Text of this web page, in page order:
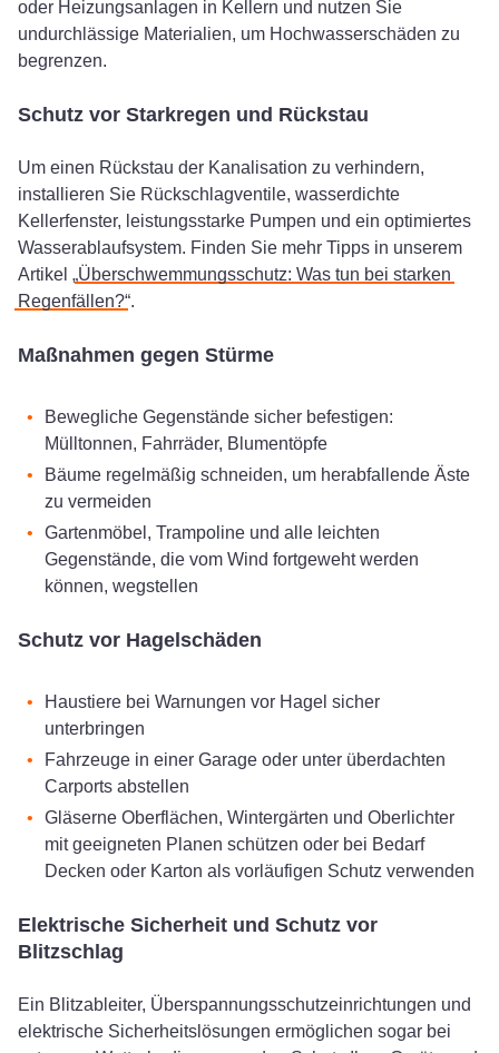
oder Heizungsanlagen in Kellern und nutzen Sie
undurchlässige Materialien, um Hochwasserschäden zu
begrenzen.
Schutz vor Starkregen und Rückstau
Um einen Rückstau der Kanalisation zu verhindern,
installieren Sie Rückschlagventile, wasserdichte
Kellerfenster, leistungsstarke Pumpen und ein optimiertes
Wasserablaufsystem. Finden Sie mehr Tipps in unserem
Artikel „Überschwemmungsschutz: Was tun bei starken
Regenfällen?“.
Maßnahmen gegen Stürme
Bewegliche Gegenstände sicher befestigen:
Mülltonnen, Fahrräder, Blumentöpfe
Bäume regelmäßig schneiden, um herabfallende Äste
zu vermeiden
Gartenmöbel, Trampoline und alle leichten
Gegenstände, die vom Wind fortgeweht werden
können, wegstellen
Schutz vor Hagelschäden
Haustiere bei Warnungen vor Hagel sicher
unterbringen
Fahrzeuge in einer Garage oder unter überdachten
Carports abstellen
Gläserne Oberflächen, Wintergärten und Oberlichter
mit geeigneten Planen schützen oder bei Bedarf
Decken oder Karton als vorläufigen Schutz verwenden
Elektrische Sicherheit und Schutz vor
Blitzschlag
Ein Blitzableiter, Überspannungsschutzeinrichtungen und
elektrische Sicherheitslösungen ermöglichen sogar bei